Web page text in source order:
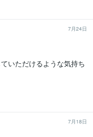
7月24日
いただけるような気持ち
7月18日